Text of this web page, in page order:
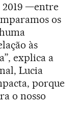
2019 —entre
os
às
explica a
Lucia
porque
o nosso